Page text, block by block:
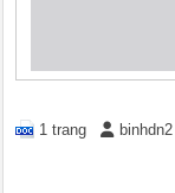
1 trang binhdn2